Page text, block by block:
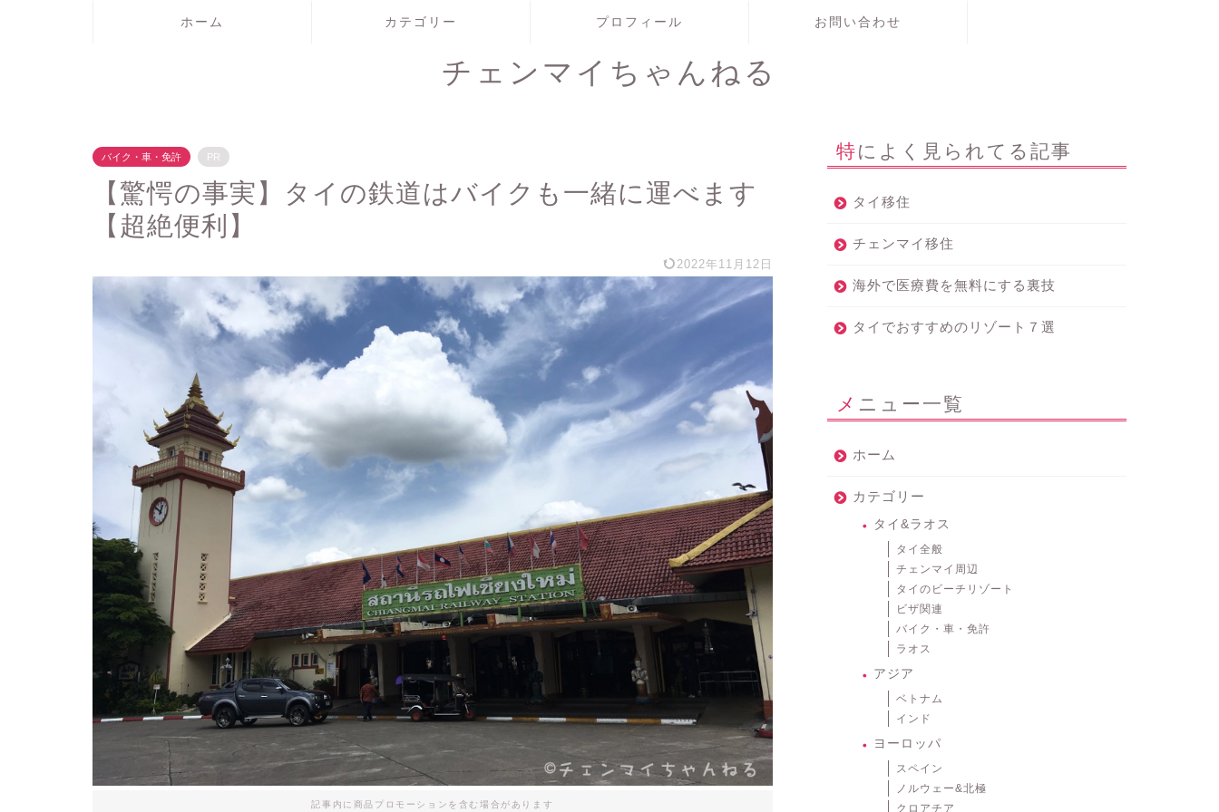
ホーム カテゴリー プロフィール お問い合わせ
チェンマイちゃんねる
バイク・車・免許 PR
【驚愕の事実】タイの鉄道はバイクも一緒に運べます
【超絶便利】
2022年11月12日
記事内に商品プロモーションを含む場合があります
特によく見られてる記事
タイ移住
チェンマイ移住
海外で医療費を無料にする裏技
タイでおすすめのリゾート７選
メニュー一覧
ホーム
カテゴリー
タイ&ラオス
タイ全般
チェンマイ周辺
タイのビーチリゾート
ビザ関連
バイク・車・免許
ラオス
アジア
ベトナム
インド
ヨーロッパ
スペイン
ノルウェー&北極
クロアチア